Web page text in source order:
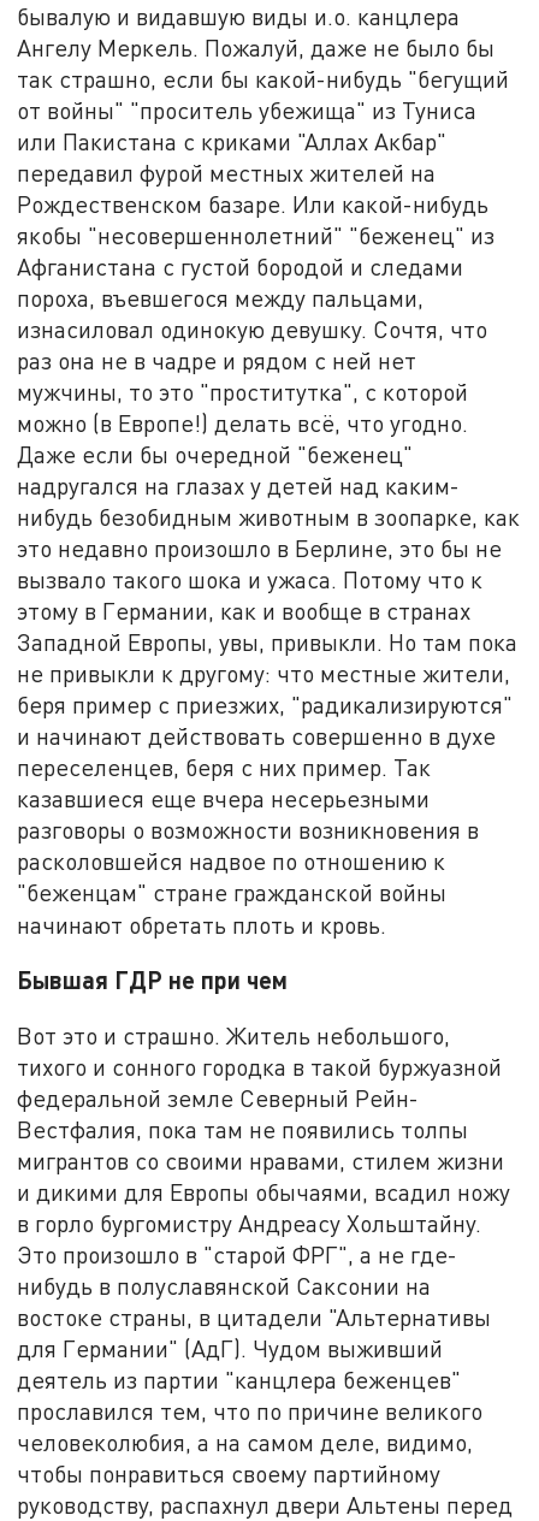
бывалую и видавшую виды и.о. канцлера
Ангелу Меркель. Пожалуй, даже не было бы
так страшно, если бы какой-нибудь "бегущий
от войны" "проситель убежища" из Туниса
или Пакистана с криками "Аллах Акбар"
передавил фурой местных жителей на
Рождественском базаре. Или какой-нибудь
якобы "несовершеннолетний" "беженец" из
Афганистана с густой бородой и следами
пороха, въевшегося между пальцами,
изнасиловал одинокую девушку. Сочтя, что
раз она не в чадре и рядом с ней нет
мужчины, то это "проститутка", с которой
можно (в Европе!) делать всё, что угодно.
Даже если бы очередной "беженец"
надругался на глазах у детей над каким-
нибудь безобидным животным в зоопарке, как
это недавно произошло в Берлине, это бы не
вызвало такого шока и ужаса. Потому что к
этому в Германии, как и вообще в странах
Западной Европы, увы, привыкли. Но там пока
не привыкли к другому: что местные жители,
беря пример с приезжих, "радикализируются"
и начинают действовать совершенно в духе
переселенцев, беря с них пример. Так
казавшиеся еще вчера несерьезными
разговоры о возможности возникновения в
расколовшейся надвое по отношению к
"беженцам" стране гражданской войны
начинают обретать плоть и кровь.
Бывшая ГДР не при чем
Вот это и страшно. Житель небольшого,
тихого и сонного городка в такой буржуазной
федеральной земле Северный Рейн-
Вестфалия, пока там не появились толпы
мигрантов со своими нравами, стилем жизни
и дикими для Европы обычаями, всадил ножу
в горло бургомистру Андреасу Хольштайну.
Это произошло в "старой ФРГ", а не где-
нибудь в полуславянской Саксонии на
востоке страны, в цитадели "Альтернативы
для Германии" (АдГ). Чудом выживший
деятель из партии "канцлера беженцев"
прославился тем, что по причине великого
человеколюбия, а на самом деле, видимо,
чтобы понравиться своему партийному
руководству, распахнул двери Альтены перед